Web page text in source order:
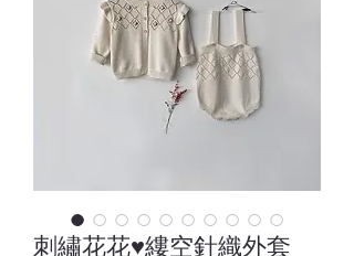
刺繡花花♥縷空針織外套